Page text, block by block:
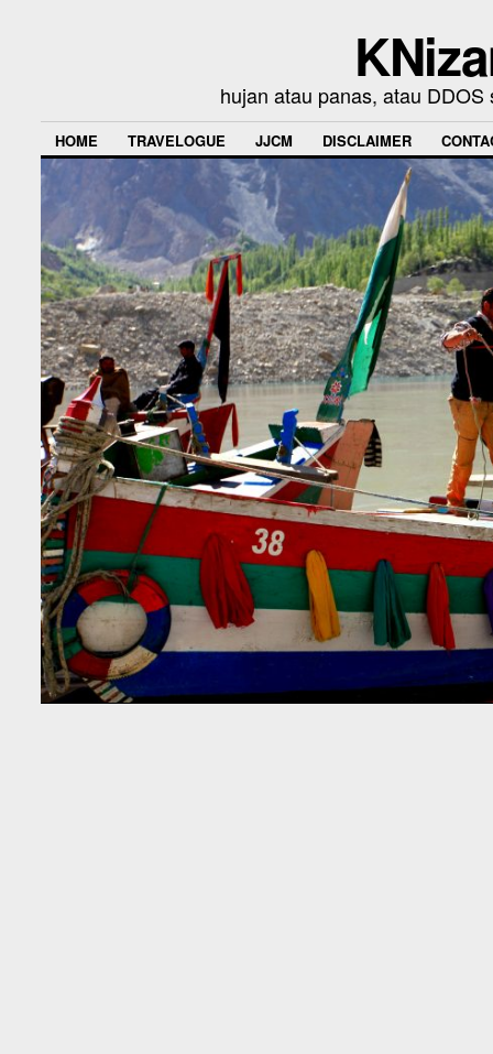
hujan atau panas, atau
HOME TRAVELOGUE JJCM DISCLAIMER